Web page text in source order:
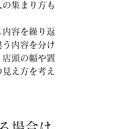
集まり方も
容を繰り返
内容を分け
頭の幅や置
え方を考え